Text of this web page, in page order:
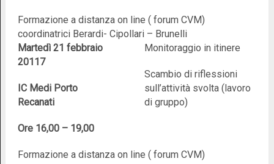
Formazione a distanza on line ( forum CVM)
coordinatrici Berardi- Cipollari – Brunelli
Martedì 21 febbraio
20117
IC Medi Porto
Recanati
Ore 16,00 – 19,00
Monitoraggio in itinere
Scambio di riflessioni
sull’attività svolta (lavoro
di gruppo)
Formazione a distanza on line ( forum CVM)